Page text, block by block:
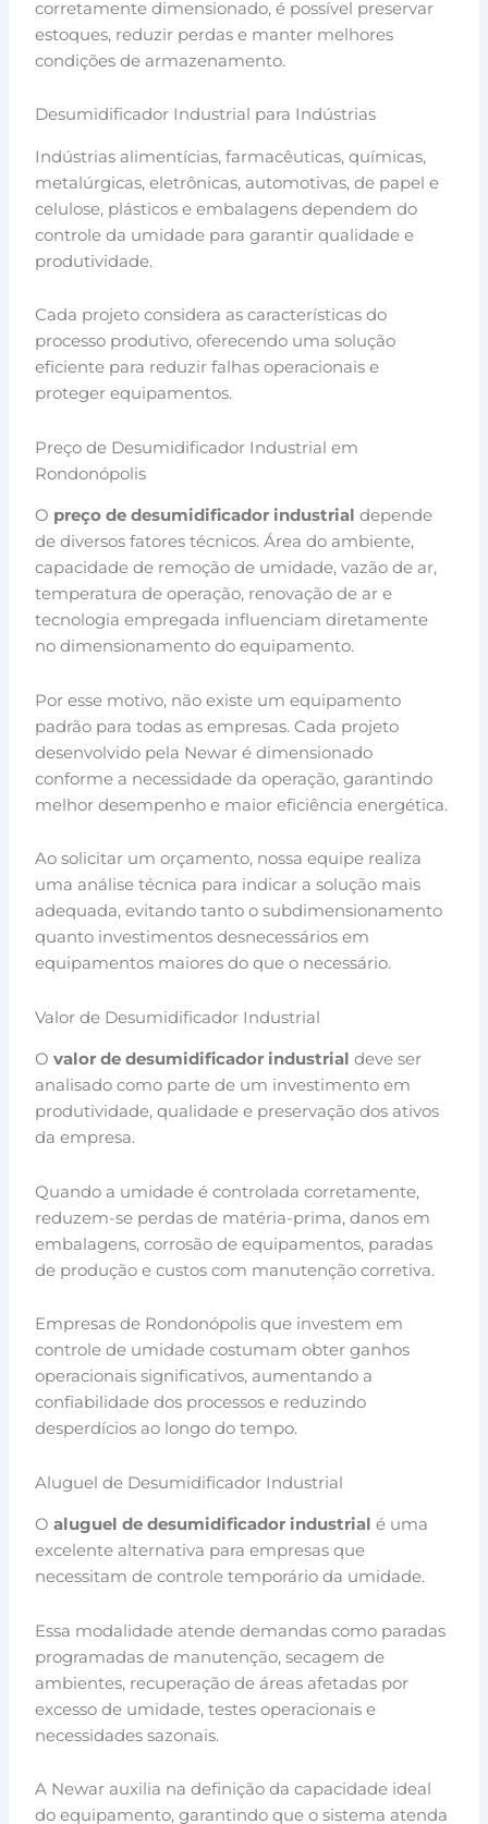
corretamente dimensionado, é possível preservar
estoques, reduzir perdas e manter melhores
condições de armazenamento.
Desumidificador Industrial para Indústrias
Indústrias alimentícias, farmacêuticas, químicas,
metalúrgicas, eletrônicas, automotivas, de papel e
celulose, plásticos e embalagens dependem do
controle da umidade para garantir qualidade e
produtividade.
Cada projeto considera as características do
processo produtivo, oferecendo uma solução
eficiente para reduzir falhas operacionais e
proteger equipamentos.
Preço de Desumidificador Industrial em
Rondonópolis
O preço de desumidificador industrial depende
de diversos fatores técnicos. Área do ambiente,
capacidade de remoção de umidade, vazão de ar,
temperatura de operação, renovação de ar e
tecnologia empregada influenciam diretamente
no dimensionamento do equipamento.
Por esse motivo, não existe um equipamento
padrão para todas as empresas. Cada projeto
desenvolvido pela Newar é dimensionado
conforme a necessidade da operação, garantindo
melhor desempenho e maior eficiência energética.
Ao solicitar um orçamento, nossa equipe realiza
uma análise técnica para indicar a solução mais
adequada, evitando tanto o subdimensionamento
quanto investimentos desnecessários em
equipamentos maiores do que o necessário.
Valor de Desumidificador Industrial
Ovalor de desumidificador industrial deve ser
analisado como parte de um investimento em
produtividade, qualidade e preservação dos ativos
da empresa.
Quando a umidade é controlada corretamente,
reduzem-se perdas de matéria-prima, danos em
embalagens, corrosão de equipamentos, paradas
de produção e custos com manutenção corretiva.
Empresas de Rondonópolis que investem em
controle de umidade costumam obter ganhos
operacionais significativos, aumentando a
confiabilidade dos processos e reduzindo
desperdícios ao longo do tempo.
Aluguel de Desumidificador Industrial
Oaluguel de desumidificador industrial é uma
excelente alternativa para empresas que
necessitam de controle temporário da umidade.
Essa modalidade atende demandas como paradas
programadas de manutenção, secagem de
ambientes, recuperação de áreas afetadas por
excesso de umidade, testes operacionais e
necessidades sazonais.
A Newar auxilia na definição da capacidade ideal
do equipamento, garantindo que o sistema atenda